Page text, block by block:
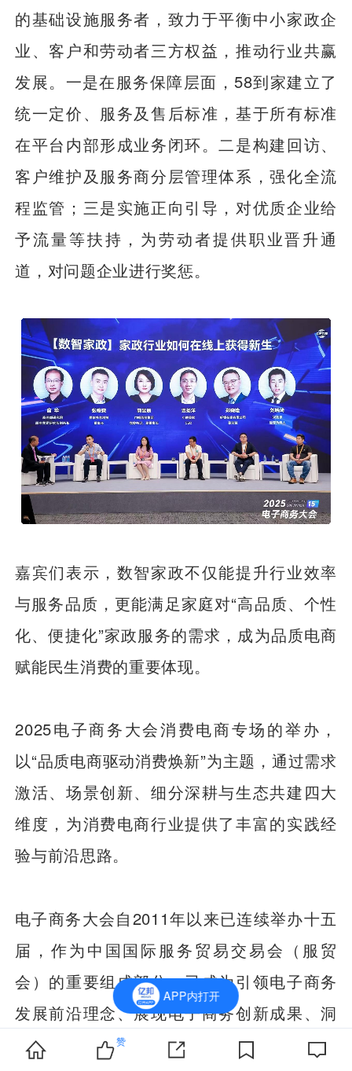
的基础设施服务者，致力于平衡中小家政企
业、客户和劳动者三方权益，推动行业共赢
发展。一是在服务保障层面，58到家建立了
统一定价、服务及售后标准，基于所有标准
在平台内部形成业务闭环。二是构建回访、
客户维护及服务商分层管理体系，强化全流
程监管；三是实施正向引导，对优质企业给
予流量等扶持，为劳动者提供职业晋升通
道，对问题企业进行奖惩。
嘉宾们表示，数智家政不仅能提升行业效率
与服务品质，更能满足家庭对“高品质、个性
化、便捷化”家政服务的需求，成为品质电商
赋能民生消费的重要体现。
2025电子商务大会消费电商专场的举办，
以“品质电商驱动消费焕新”为主题，通过需求
激活、场景创新、细分深耕与生态共建四大
维度，为消费电商行业提供了丰富的实践经
验与前沿思路。
电子商务大会自2011年以来已连续举办十五
届，作为中国国际服务贸易交易会（服贸
会）的重要组成部分，已成为引领电子商务
发展前沿理念、展现电子商务创新成果、洞
悉电子商务发展趋势的国际化专业化交流平
APP内打开
赞